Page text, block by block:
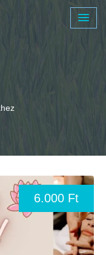
6.000 Ft